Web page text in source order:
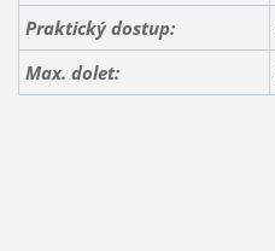
Praktický dostup:
Max. dolet: